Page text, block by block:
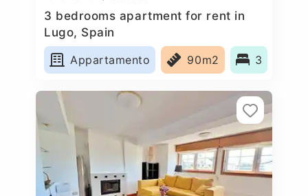
3 bedrooms apartment for rent in
Lugo, Spain
Appartamento
90m2 3